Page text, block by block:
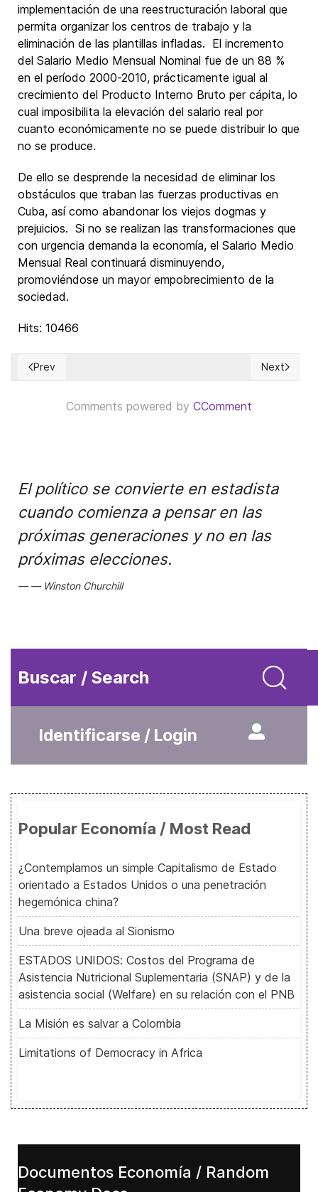
implementación de una reestructuración laboral que
permita organizar los centros de trabajo y la
eliminación de las plantillas infladas. El incremento
del Salario Medio Mensual Nominal fue de un 88 %
en el período 2000-2010, prácticamente igual al
crecimiento del Producto Interno Bruto per cápita, lo
cual imposibilita la elevación del salario real por
cuanto económicamente no se puede distribuir lo que
no se produce.
De ello se desprende la necesidad de eliminar los
obstáculos que traban las fuerzas productivas en
Cuba, así como abandonar los viejos dogmas y
prejuicios. Si no se realizan las transformaciones que
con urgencia demanda la economía, el Salario Medio
Mensual Real continuará disminuyendo,
promoviéndose un mayor empobrecimiento de la
sociedad.
Hits: 10466
Previous article: Estampida de baloncestistas, preámbulo
Prev Next
Next
Comments powered by CComment
El político se convierte en estadista
cuando comienza a pensar en las
próximas generaciones y no en las
próximas elecciones.
Winston Churchill
Buscar / Search
Identificarse / Login
Popular Economía / Most Read
¿Contemplamos un simple Capitalismo de Estado
orientado a Estados Unidos o una penetración
hegemónica china?
Una breve ojeada al Sionismo
ESTADOS UNIDOS: Costos del Programa de
Asistencia Nutricional Suplementaria (SNAP) y de la
asistencia social (Welfare) en su relación con el PNB
La Misión es salvar a Colombia
Limitations of Democracy in Africa
Documentos Economía / Random